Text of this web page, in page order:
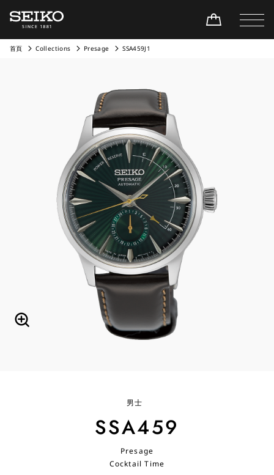
首頁 Collections Presage SSA459J1
男士
SSA459
Presage
Cocktail Time